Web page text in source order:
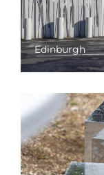
Edinburgh